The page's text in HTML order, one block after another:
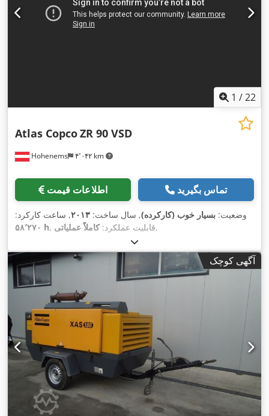
1 /22
Hohenems ۴٬۰۴۲ km
Atlas CopcoZR 90 VSD
اطلاعات قیمت تماس بگیرید
وضعیت: بسیار خوب (کارکرده), سال ساخت: ۲۰۱۳, ساعت کارکرد:
۵۸٬۲۷۰ h
, قابلیت عملکرد:کاملاً عملیاتی ,
آگهی کوچک